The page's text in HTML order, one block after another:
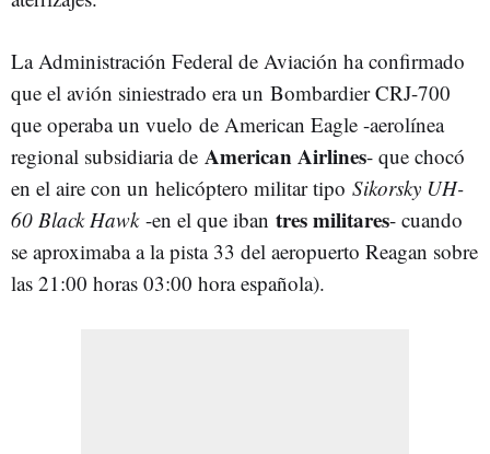
La Administración Federal de Aviación ha confirmado
que el avión siniestrado era un Bombardier CRJ-700
que operaba un vuelo de American Eagle -aerolínea
regional subsidiaria de American Airlines- que chocó
en el aire con un helicóptero militar tipo Sikorsky UH-
60 Black Hawk-en el que iban tres militares- cuando
se aproximaba a la pista 33 del aeropuerto Reagan sobre
las 21:00 horas 03:00 hora española).